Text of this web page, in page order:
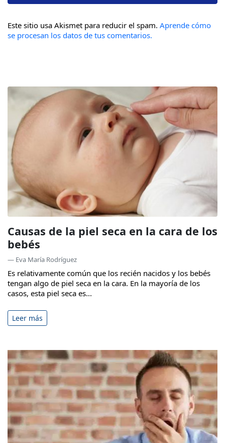
Este sitio usa Akismet para reducir el spam. Aprende cómo
se procesan los datos de tus comentarios.
Causas de la piel seca en la cara de los
bebés
— Eva María Rodríguez
Es relativamente común que los recién nacidos y los bebés
tengan algo de piel seca en la cara. En la mayoría de los
casos, esta piel seca es...
Leer más